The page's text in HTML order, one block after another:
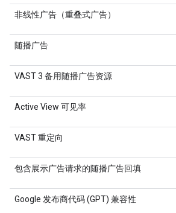
非线性广告（重叠式广告）
随播广告
VAST 3 备用随播广告资源
Active View 可见率
VAST 重定向
包含展示广告请求的随播广告回填
Google 发布商代码 (GPT) 兼容性